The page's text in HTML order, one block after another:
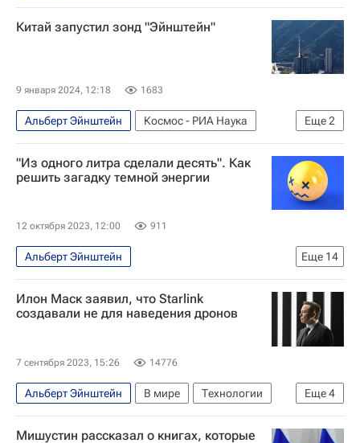
Россия
США
Николай Рерих
Герберт Уэллс
ЮНЕСКО
Лига Наций
Международный день культуры
Китай запустил зонд "Эйнштейн"
9 января 2024, 12:18 1683
Еще2
Альберт Эйнштейн
Космос - РИА Наука
Китай
Наука
"Из одного литра сделали десять". Как
решить загадку темной энергии
12 октября 2023, 12:00 911
Еще 14
Альберт Эйнштейн
Мы все умрём. Но это не точно
Подкаст
Объединенный институт ядерных исследований
Космос - РИА Наука
Физика
темная материя
черная дыра
галактики
коллайдер
ускорители
Илон Маск заявил, что Starlink
создавали не для наведения дронов
7 сентября 2023, 15:26 14776
Еще4
Альберт Эйнштейн В мире
Технологии
Илон Маск
Стив Джобс Apple Netflix
Мишустин рассказал о книгах, которые